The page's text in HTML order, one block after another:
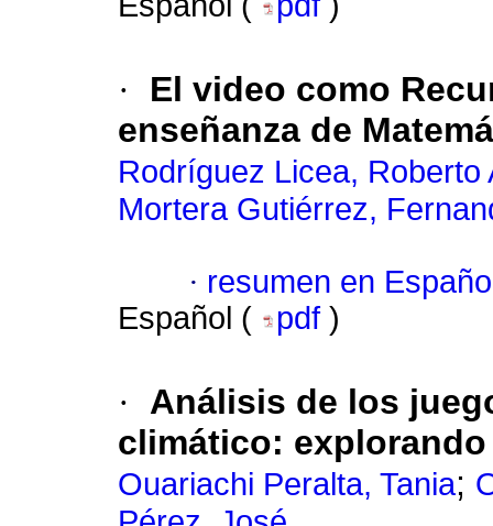
·
El video como
enseñanza de
Rodríguez Licea, Roberto
Mortera Gutiérrez,
· resumen en
Español (
pdf )
·
Análisis de los
climático:
Ouariachi Peralta, Tania;